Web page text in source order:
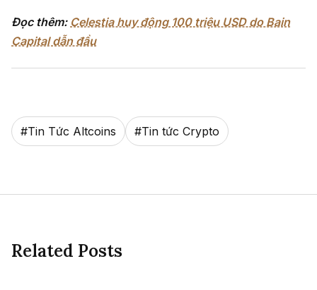
Đọc thêm: Celestia huy động 100 triệu USD do Bain
Capital dẫn đầu
#Tin Tức Altcoins #Tin tức Crypto
Related Posts